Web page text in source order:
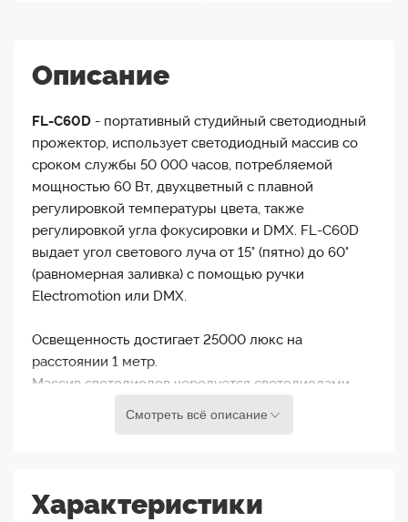
Описание
FL-C60D - портативный студийный светодиодный
прожектор, использует светодиодный массив со
сроком службы 50 000 часов, потребляемой
мощностью 60 Вт, двухцветный с плавной
регулировкой температуры цвета, также
регулировкой угла фокусировки и DMX. FL-C60D
выдает угол светового луча от 15° (пятно) до 60°
(равномерная заливка) с помощью ручки
Electromotion или DMX.
Освещенность достигает 25000 люкс на
расстоянии 1 метр.
Массив светодиодов чередуется светодиодами
отображать цвета различных объектов по
сравнению с естественным источником света. И
Смотреть всё описание
Характеристики